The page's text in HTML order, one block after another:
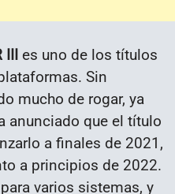
III es uno de los títulos
Sin
mucho de rogar, ya
anunciado que el título
a finales de 2021,
a principios de 2022.
varios sistemas, y